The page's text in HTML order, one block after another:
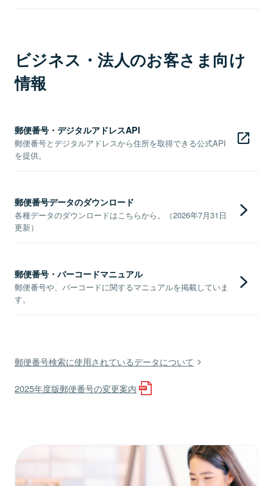
ビジネス・法人のお客さま向け
情報
郵便番号・デジタルアドレスAPI
郵便番号とデジタルアドレスから住所を取得できる公式API
を提供。
郵便番号データのダウンロード
各種データのダウンロードはこちらから。（2026年7月31日
更新）
郵便番号・バーコードマニュアル
郵便番号や、バーコードに関するマニュアルを掲載していま
す。
郵便番号検索に使用されているデータについて
2025年度版郵便番号の変更案内